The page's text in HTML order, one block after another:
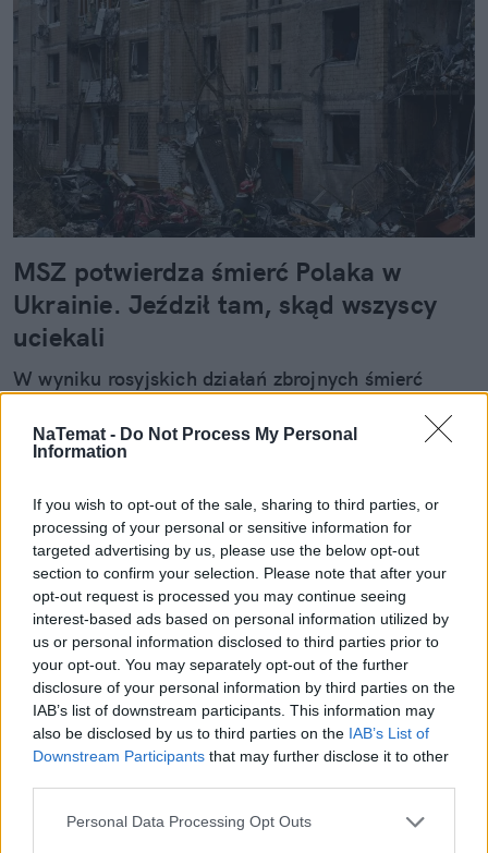
NaTemat - Do Not Process My Personal
Information
If you wish to opt-out of the sale, sharing to third parties, or
processing of your personal or sensitive information for
targeted advertising by us, please use the below opt-out
section to confirm your selection. Please note that after your
opt-out request is processed you may continue seeing
interest-based ads based on personal information utilized by
us or personal information disclosed to third parties prior to
your opt-out. You may separately opt-out of the further
disclosure of your personal information by third parties on the
IAB’s list of downstream participants. This information may
also be disclosed by us to third parties on the IAB’s List of
Downstream Participants that may further disclose it to other
Personal Data Processing Opt Outs
MSZ potwierdza śmierć Polaka w
Ukrainie. Jeździł tam, skąd wszyscy
uciekali
W wyniku rosyjskich działań zbrojnych śmierć
terenie Ukrainy tamtejszym mieszkańcom.
Tragiczne doniesienia potwierdził we wtorek Maciej
zmarłego otrzyma odpowiednie wsparcie
konsularne od polskiej ambasady w Kijowie.
Czytaj całość